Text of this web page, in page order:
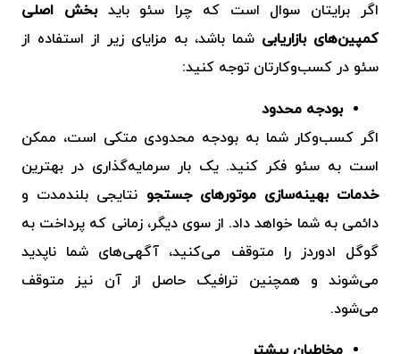
اگر برایتان سوال است که چرا سئو بایدبخش اصلی
کمپین‌های بازاریابی شما باشد، به مزایای زیر از استفاده از
سئو در کسب‌وکارتان توجه کنید:
بودجه محدود
اگر کسب‌وکار شما به بودجه محدودی متکی است، ممکن
است به سئو فکر کنید. یک بار سرمایه‌گذاری در بهترین
خدمات بهینه‌سازی موتورهای جستجو نتایجی بلندمدت و
دائمی به شما خواهد داد. از سوی دیگر، زمانی که پرداخت به
گوگل ادوردز
را متوقف می‌کنید، آگهی‌های شما ناپدید
می‌شوند و همچنین ترافیک حاصل از آن نیز متوقف
می‌شود.